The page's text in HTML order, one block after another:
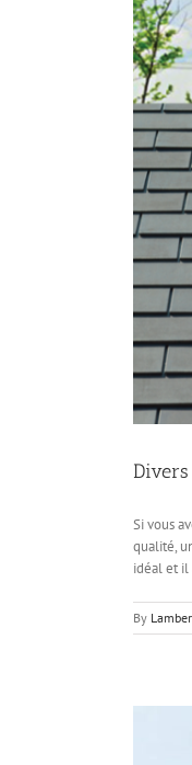
Si vous
qualité,
idéal et il
By